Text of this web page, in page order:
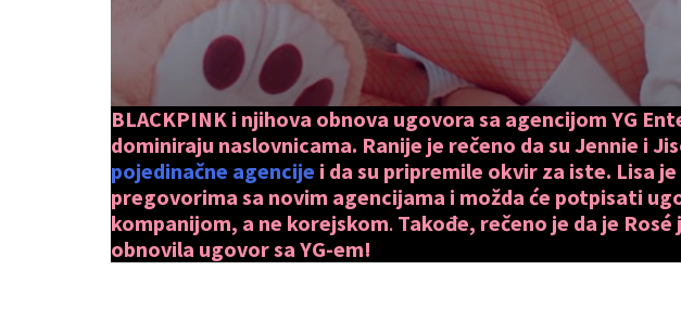
BLACKPINK i njihova obnova ugovora sa agencijom YG
dominiraju naslovnicama. Ranije je rečeno da su Jennie i
pojedinačne agencije i da su pripremile okvir za iste. Lisa
pregovorima sa novim agencijama i možda će potpisati
kompanijom, a ne korejskom. Takođe, rečeno je da je
obnovila ugovor sa YG-em!